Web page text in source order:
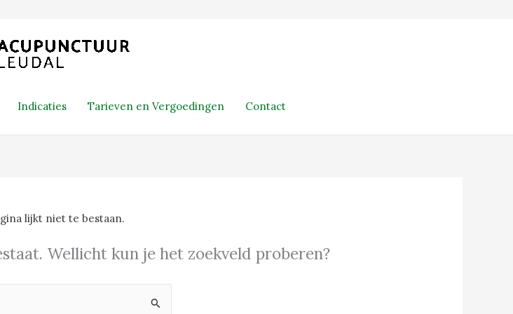
Indicaties Tarieven en Vergoedingen Contact
lijkt niet te bestaan.
Wellicht kun je het zoekveld proberen?